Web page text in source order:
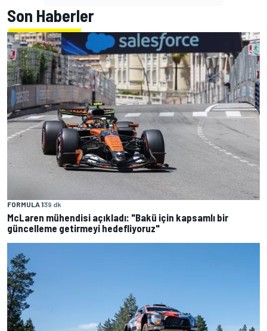
Son Haberler
FORMULA 139 dk
McLaren mühendisi açıkladı: "Bakü için kapsamlı bir
güncelleme getirmeyi hedefliyoruz"